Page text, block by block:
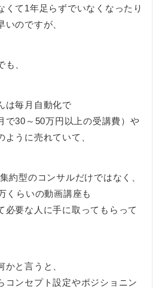
くて1年足らずでいなくなったり
いのですが、
、
は毎月自動化で
で30～50万円以上の受講費）や
ように売れていて、
約型のコンサルだけではなく、
くらいの動画講座も
必要な人に手に取ってもらって
と言うと、
コンセプト設定やポジショニン